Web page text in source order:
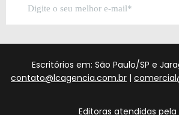
Escritórios em: São Paulo/SP e
contato@lcagencia.com.br |
Editoras atendidas pela